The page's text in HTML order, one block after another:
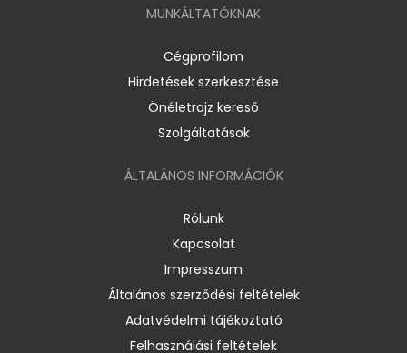
MUNKÁLTATÓKNAK
Cégprofilom
Hirdetések szerkesztése
Önéletrajz kereső
Szolgáltatások
ÁLTALÁNOS INFORMÁCIÓK
Rólunk
Kapcsolat
Impresszum
Általános szerződési feltételek
Adatvédelmi tájékoztató
Felhasználási feltételek